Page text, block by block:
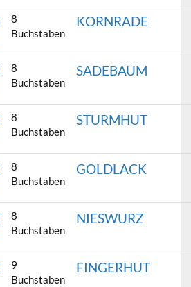
8
Buchstaben
KORNRADE
8
Buchstaben
SADEBAUM
8
Buchstaben
STURMHUT
8
Buchstaben
GOLDLACK
8
Buchstaben
NIESWURZ
9
Buchstaben
FINGERHUT